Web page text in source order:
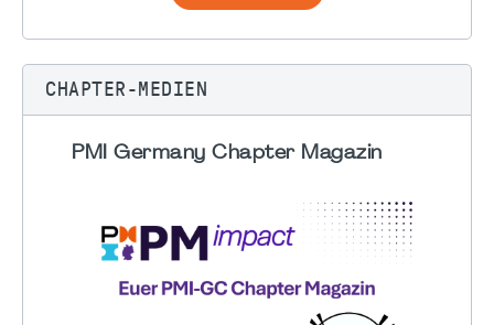
CHAPTER-MEDIEN
PMI Germany Chapter Magazin